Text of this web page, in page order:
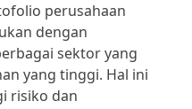
perusahaan
dengan
sektor yang
yang tinggi. Hal ini
risiko dan